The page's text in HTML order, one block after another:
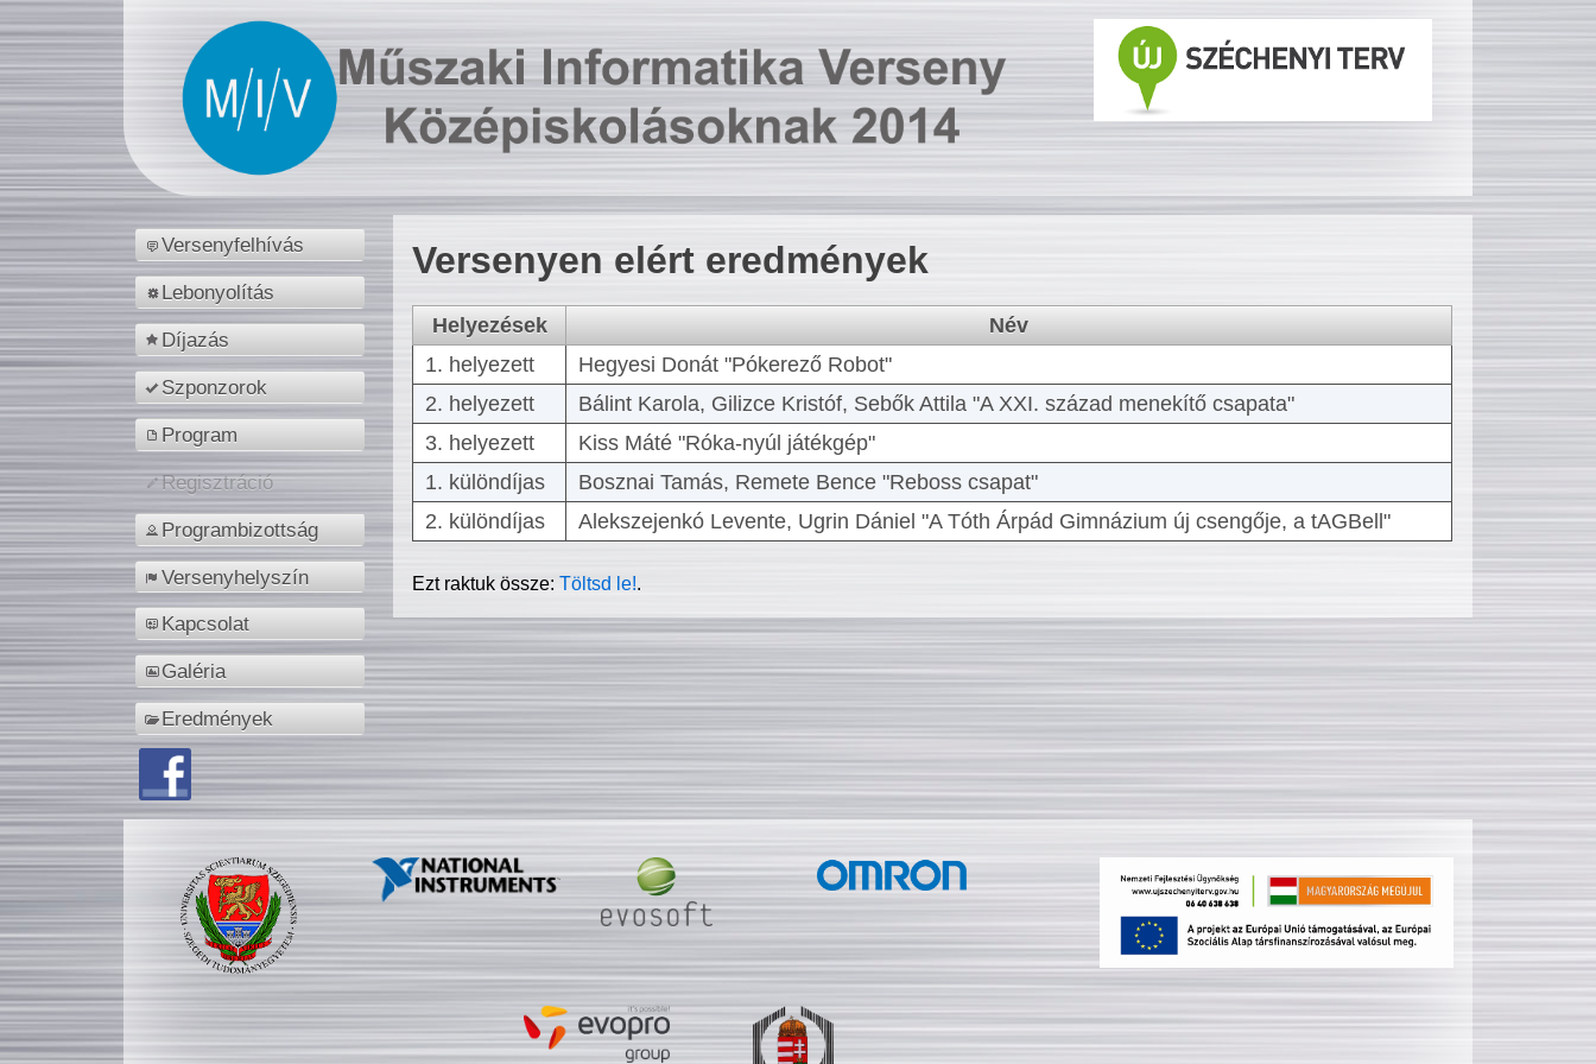
Versenyfelhívás
Lebonyolítás
Díjazás
Szponzorok
Program
Regisztráció
Programbizottság
Versenyhelyszín
Kapcsolat
Galéria
Eredmények
Versenyen elért eredmények
Helyezések
Név
1. helyezett
Hegyesi Donát "Pókerező Robot"
2. helyezett
Bálint Karola, Gilizce Kristóf, Sebők Attila "A XXI. század menekítő csapata"
3. helyezett
Kiss Máté "Róka-nyúl játékgép"
1. különdíjas
Bosznai Tamás, Remete Bence "Reboss csapat"
2. különdíjas
Alekszejenkó Levente, Ugrin Dániel "A Tóth Árpád Gimnázium új csengője, a tAGBell"
Ezt raktuk össze:Töltsd le!.